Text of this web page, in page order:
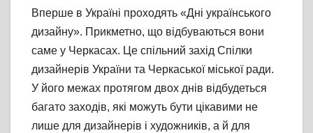
Вперше в Україні проходять «Дні українського
дизайну». Прикметно, що відбуваються вони
саме у Черкасах. Це спільний захід Спілки
дизайнерів України та Черкаської міської ради.
У його межах протягом двох днів відбудеться
багато заходів, які можуть бути цікавими не
лише для дизайнерів і художників, а й для